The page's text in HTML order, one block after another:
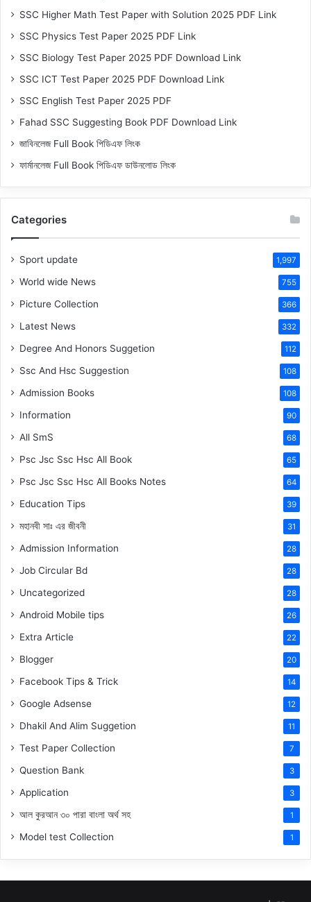
SSC Higher Math Test Paper with Solution 2025 PDF Link
SSC Physics Test Paper 2025 PDF Link
SSC Biology Test Paper 2025 PDF Download Link
SSC ICT Test Paper 2025 PDF Download Link
SSC English Test Paper 2025 PDF
Fahad SSC Suggesting Book PDF Download Link
জাবিনলেজ Full Book পিডিএফ লিংক
ফার্মানলেজ Full Book পিডিএফ ডাউনলোড লিংক
Categories
Sport update 1,997
World wide News 755
Picture Collection 366
Latest News 332
Degree And Honors Suggetion 112
Ssc And Hsc Suggestion 108
Admission Books 108
Information 90
All SmS 68
Psc Jsc Ssc Hsc All Book 65
Psc Jsc Ssc Hsc All Books Notes 64
Education Tips 39
মহানবী সাঃ এর জীবনী 31
Admission Information 28
Job Circular Bd 28
Uncategorized 28
Android Mobile tips 26
Extra Article 22
Blogger 20
Facebook Tips & Trick 14
Google Adsense 12
Dhakil And Alim Suggetion 11
Test Paper Collection 7
Question Bank 3
Application 3
আল কুরআন ৩০ পারা বাংলা অর্থ সহ 1
Model test Collection 1